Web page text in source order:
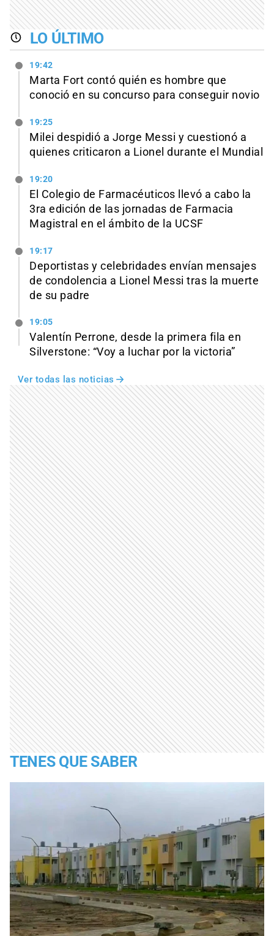
LO ÚLTIMO
19:42
Marta Fort contó quién es hombre que
conoció en su concurso para conseguir novio
19:25
Milei despidió a Jorge Messi y cuestionó a
quienes criticaron a Lionel durante el Mundial
19:20
El Colegio de Farmacéuticos llevó a cabo la
3ra edición de las jornadas de Farmacia
Magistral en el ámbito de la UCSF
19:17
Deportistas y celebridades envían mensajes
de condolencia a Lionel Messi tras la muerte
de su padre
19:05
Valentín Perrone, desde la primera fila en
Silverstone: “Voy a luchar por la victoria”
Ver todas las noticias
TENES QUE SABER